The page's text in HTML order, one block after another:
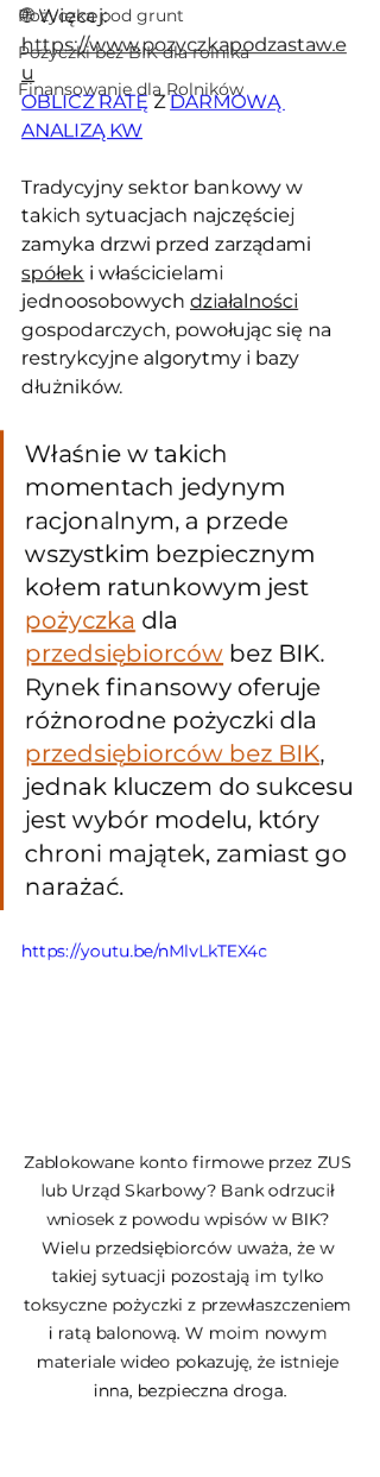
Pożyczka pod grunt
Pożyczki bez BIK dla rolnika
Finansowanie dla Rolników
🌐 Więcej:
https://www.pozyczkapodzastaw.e
u
OBLICZ RATĘ Z DARMOWĄ
ANALIZĄ KW
Tradycyjny sektor bankowy w
takich sytuacjach najczęściej
zamyka drzwi przed zarządami
spółek i właścicielami
jednoosobowych działalności
gospodarczych, powołując się na
restrykcyjne algorytmy i bazy
dłużników.
Właśnie w takich
momentach jedynym
racjonalnym, a przede
wszystkim bezpiecznym
kołem ratunkowym jest
pożyczka dla
przedsiębiorców bez BIK.
Rynek finansowy oferuje
różnorodne pożyczki dla
przedsiębiorców bez BIK,
jednak kluczem do sukcesu
jest wybór modelu, który
chroni majątek, zamiast go
narażać.
https://youtu.be/nMlvLkTEX4c
Zablokowane konto firmowe przez ZUS
lub Urząd Skarbowy? Bank odrzucił
wniosek z powodu wpisów w BIK?
Wielu przedsiębiorców uważa, że w
takiej sytuacji pozostają im tylko
toksyczne pożyczki z przewłaszczeniem
i ratą balonową. W moim nowym
materiale wideo pokazuję, że istnieje
inna, bezpieczna droga.